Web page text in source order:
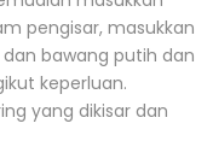
pengisar, masukkan
bawang putih dan
keperluan.
yang dikisar dan